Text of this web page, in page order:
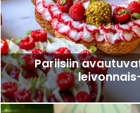
Pariisiin